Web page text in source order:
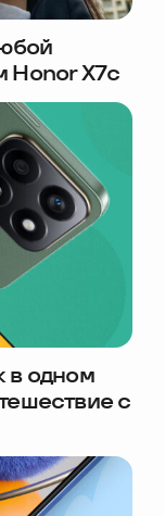
Honor X7c
в одном
с